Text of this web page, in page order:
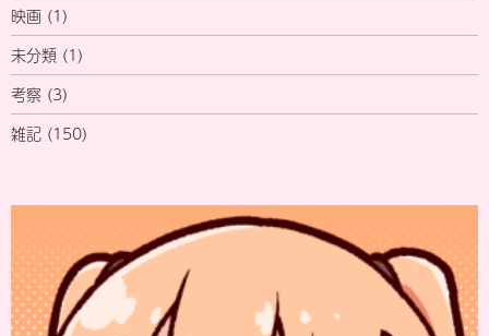
映画 (1)
未分類 (1)
考察 (3)
雑記 (150)